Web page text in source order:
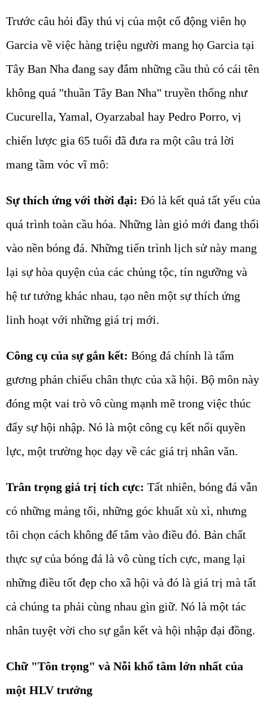
Trước câu hỏi đầy thú vị của một cổ động viên họ
Garcia về việc hàng triệu người mang họ Garcia tại
Tây Ban Nha đang say đắm những cầu thủ có cái tên
không quá "thuần Tây Ban Nha" truyền thống như
Cucurella, Yamal, Oyarzabal hay Pedro Porro, vị
chiến lược gia 65 tuổi đã đưa ra một câu trả lời
mang tầm vóc vĩ mô:
Sự thích ứng với thời đại: Đó là kết quả tất yếu của
quá trình toàn cầu hóa. Những làn gió mới đang thổi
vào nền bóng đá. Những tiến trình lịch sử này mang
lại sự hòa quyện của các chủng tộc, tín ngưỡng và
hệ tư tưởng khác nhau, tạo nên một sự thích ứng
linh hoạt với những giá trị mới.
Công cụ của sự gắn kết: Bóng đá chính là tấm
gương phản chiếu chân thực của xã hội. Bộ môn này
đóng một vai trò vô cùng mạnh mẽ trong việc thúc
đẩy sự hội nhập. Nó là một công cụ kết nối quyền
lực, một trường học dạy về các giá trị nhân văn.
Trân trọng giá trị tích cực: Tất nhiên, bóng đá vẫn
có những mảng tối, những góc khuất xù xì, nhưng
tôi chọn cách không để tâm vào điều đó. Bản chất
thực sự của bóng đá là vô cùng tích cực, mang lại
những điều tốt đẹp cho xã hội và đó là giá trị mà tất
cả chúng ta phải cùng nhau gìn giữ. Nó là một tác
nhân tuyệt vời cho sự gắn kết và hội nhập đại đồng.
Chữ "Tôn trọng" và Nỗi khổ tâm lớn nhất của
một HLV trưởng